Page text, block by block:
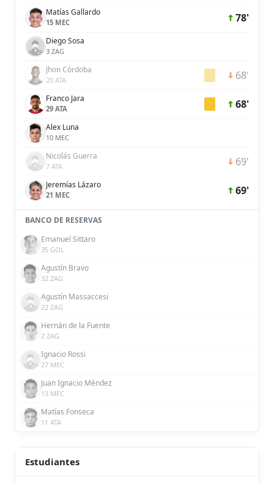
Matías Gallardo
15 MEC 78'
Diego Sosa
3 ZAG
Jhon Córdoba
20 ATA 68'
Franco Jara
29 ATA 68'
Alex Luna
10 MEC
Nicolás Guerra
7 ATA 69'
Jeremías Lázaro
21 MEC 69'
BANCO DE RESERVAS
Emanuel Sittaro
35 GOL
Agustín Bravo
32 ZAG
Agustín Massaccesi
22 ZAG
Hernán de la Fuente
2 ZAG
Ignacio Rossi
27 MEC
Juan Ignacio Méndez
13 MEC
Matías Fonseca
11 ATA
Estudiantes